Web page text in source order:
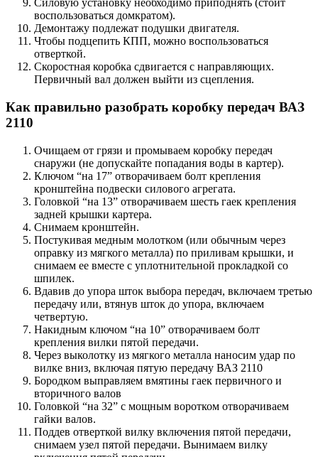
Силовую установку необходимо приподнять (стоит
воспользоваться домкратом).
Демонтажу подлежат подушки двигателя.
Чтобы подцепить КПП, можно воспользоваться
отверткой.
Скоростная коробка сдвигается с направляющих.
Первичный вал должен выйти из сцепления.
Как правильно разобрать коробку передач ВАЗ
2110
Очищаем от грязи и промываем коробку передач
снаружи (не допускайте попадания воды в картер).
Ключом “на 17” отворачиваем болт крепления
кронштейна подвески силового агрегата.
Головкой “на 13” отворачиваем шесть гаек крепления
задней крышки картера.
Снимаем кронштейн.
Постукивая медным молотком (или обычным через
оправку из мягкого металла) по приливам крышки, и
снимаем ее вместе с уплотнительной прокладкой со
шпилек.
Вдавив до упора шток выбора передач, включаем третью
передачу или, втянув шток до упора, включаем
четвертую.
Накидным ключом “на 10” отворачиваем болт
крепления вилки пятой передачи.
Через выколотку из мягкого металла наносим удар по
вилке вниз, включая пятую передачу ВАЗ 2110
Бородком выправляем вмятины гаек первичного и
вторичного валов
Головкой “на 32” с мощным воротком отворачиваем
гайки валов.
Поддев отверткой вилку включения пятой передачи,
снимаем узел пятой передачи. Вынимаем вилку